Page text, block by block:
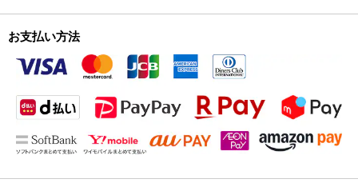
お支払い方法